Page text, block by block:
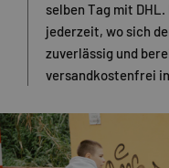
selben Tag mit
jederzeit, wo sich
zuverlässig und
versandkostenfrei